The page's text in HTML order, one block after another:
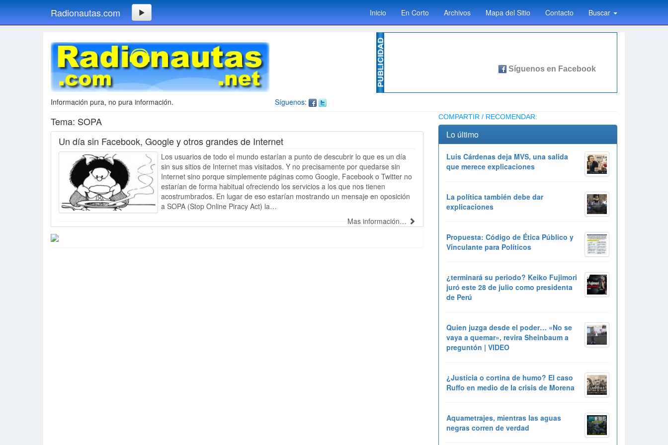
Radionautas.com Inicio En Corto Archivos Mapa del Sitio Contacto Buscar
Síguenos:
Información pura, no pura información.
Tema: SOPA
Un día sin Facebook, Google y otros grandes de Internet
Los usuarios de todo el mundo estarían a punto de descubrir lo que es un día
sin sus sitios de Internet mas visitados. Y no precisamente por quedarse sin
Internet sino porque simplemente páginas como Google, Facebook o Twitter no
estarían de forma habitual ofreciendo los servicios a los que nos tienen
acostrumbrados. En lugar de eso estarían mostrando un mensaje en oposición
a SOPA (Stop Online Piracy Act) la…
Mas información…
Publicidad
COMPARTIR / RECOMENDAR:
Lo último
Luis Cárdenas deja MVS, una salida
que merece explicaciones
La política también debe dar
explicaciones
Propuesta: Código de Ética Público y
Vinculante para Políticos
¿terminará su periodo? Keiko Fujimori
juró este 28 de julio como presidenta
de Perú
Quien juzga desde el poder… «No se
vaya a quemar», revira Sheinbaum a
preguntón | VIDEO
¿Justicia o cortina de humo? El caso
Ruffo en medio de la crisis de Morena
Aquametrajes, mientras las aguas
negras corren de verdad